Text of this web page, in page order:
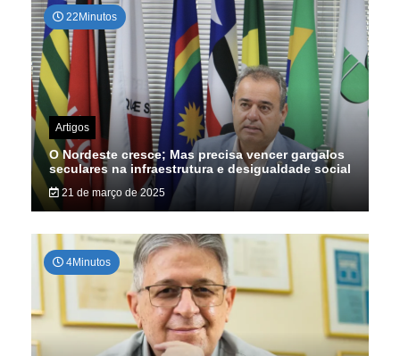
22Minutos
Artigos
O Nordeste cresce; Mas precisa vencer gargalos
seculares na infraestrutura e desigualdade social
21 de março de 2025
4Minutos